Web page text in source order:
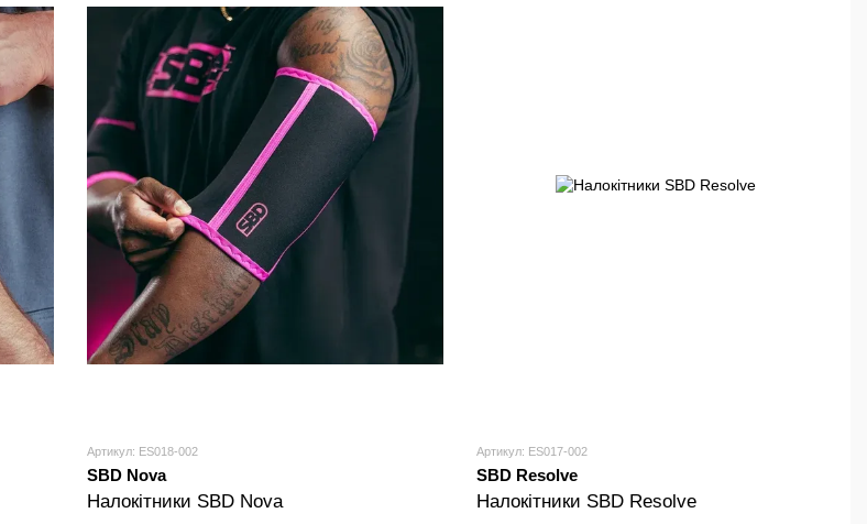
Артикул: ES018-002
SBD Nova
Налокітники SBD Nova
Артикул: ES017-002
SBD Resolve
Налокітники SBD Resolve